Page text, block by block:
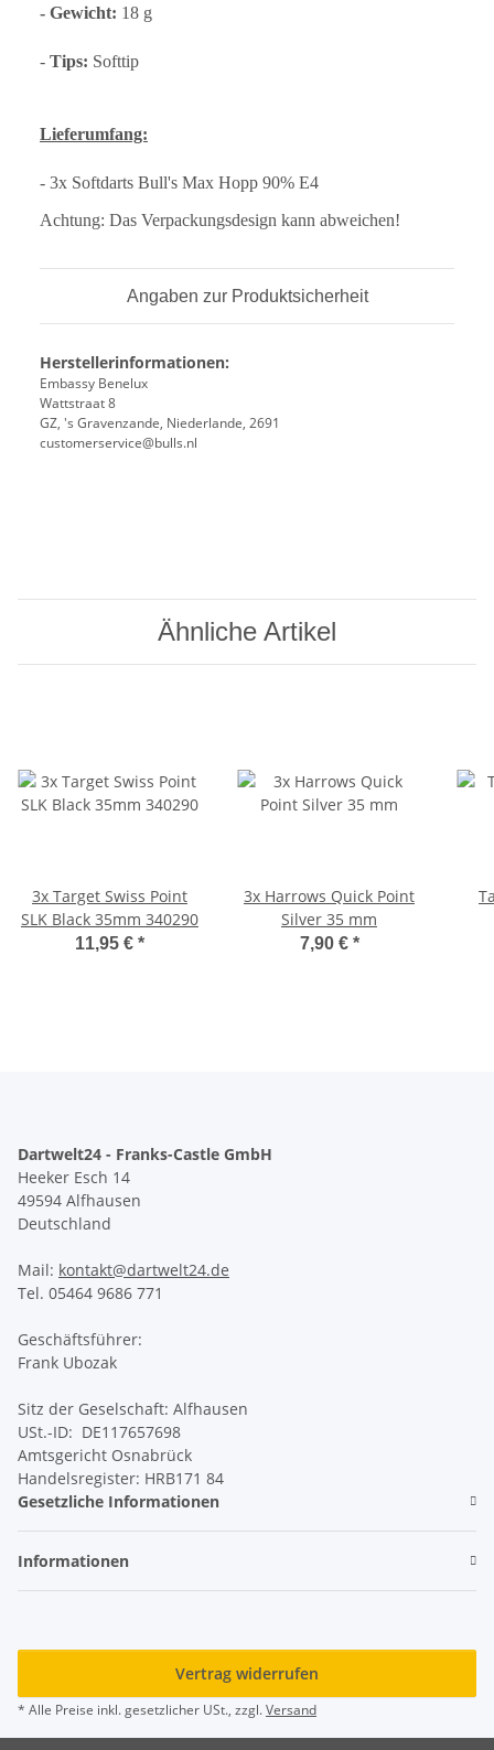
- Gewicht: 18 g
- Tips: Softtip
Lieferumfang:
- 3x Softdarts Bull's Max Hopp 90% E4
Achtung: Das Verpackungsdesign kann abweichen!
Angaben zur Produktsicherheit
Herstellerinformationen:
Embassy Benelux
Wattstraat 8
GZ, 's Gravenzande, Niederlande, 2691
customerservice@bulls.nl
Ähnliche Artikel
3x Target Swiss Point
SLK Black 35mm 340290
11,95 € *
3x Harrows Quick Point
Silver 35 mm
7,90 € *
Dartwelt24 - Franks-Castle GmbH
Heeker Esch 14
49594 Alfhausen
Deutschland
Mail: kontakt@dartwelt24.de
Tel. 05464 9686 771
Geschäftsführer:
Frank Ubozak
Sitz der Geselschaft: Alfhausen
USt.-ID: DE117657698
Amtsgericht Osnabrück
Handelsregister: HRB171 84
Gesetzliche Informationen
Informationen
Vertrag widerrufen
* Alle Preise inkl. gesetzlicher USt., zzgl.Versand